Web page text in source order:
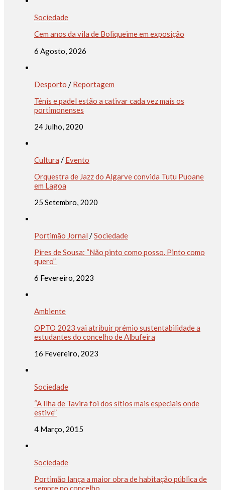
Sociedade
Cem anos da vila de Boliqueime em exposição
6 Agosto, 2026
Desporto / Reportagem
Ténis e padel estão a cativar cada vez mais os
portimonenses
24 Julho, 2020
Cultura / Evento
Orquestra de Jazz do Algarve convida Tutu Puoane
em Lagoa
25 Setembro, 2020
Portimão Jornal /Sociedade
Pires de Sousa: “Não pinto como posso. Pinto como
quero”
6 Fevereiro, 2023
Ambiente
OPTO 2023 vai atribuir prémio sustentabilidade a
estudantes do concelho de Albufeira
16 Fevereiro, 2023
Sociedade
“A Ilha de Tavira foi dos sítios mais especiais onde
estive”
4 Março, 2015
Sociedade
Portimão lança a maior obra de habitação pública de
sempre no concelho